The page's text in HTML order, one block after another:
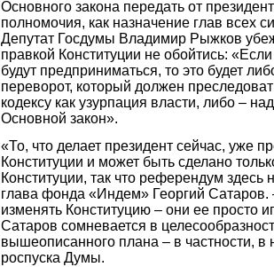
Основного закона передать от
полномочия, как назначение глав всех
Депутат Госдумы Владимир Рыжков
правкой Конституции не обойтись:
будут предприниматься, то это будет
переворот, который должен
кодексу как узурпация власти, либо –
Основной закон».
«То, что делает президент сейчас, уже
Конституции и может быть сделано
Конституции, так что референдум здесь
глава фонда «Индем» Георгий
изменять Конституцию – они ее просто
Сатаров сомневается в
вышеописанного плана – в частности, в
роспуска Думы.